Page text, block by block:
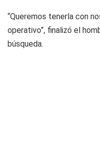
“Queremos tenerla con
operativo”, finalizó el
búsqueda.